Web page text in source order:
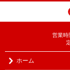
営業時
ホーム